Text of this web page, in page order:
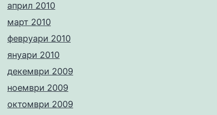
април 2010
март 2010
февруари 2010
януари 2010
декември 2009
ноември 2009
октомври 2009